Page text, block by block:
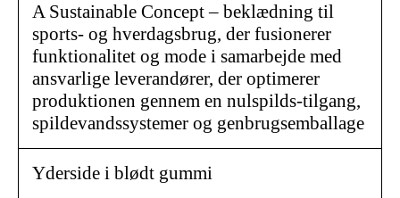
A Sustainable Concept – beklædning til
sports- og hverdagsbrug, der fusionerer
funktionalitet og mode i samarbejde med
ansvarlige leverandører, der optimerer
produktionen gennem en nulspilds-tilgang,
spildevandssystemer og genbrugsemballage
Yderside i blødt gummi